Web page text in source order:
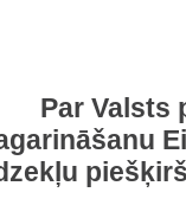
Par Valsts